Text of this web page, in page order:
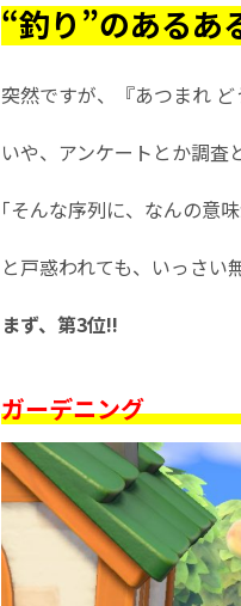
“釣り”のあるあ
突然ですが、『あつまれ
いや、アンケートとか調
｢そんな序列に、なんの意
と戸惑われても、いっさい
まず、第3位!!
ガーデニング